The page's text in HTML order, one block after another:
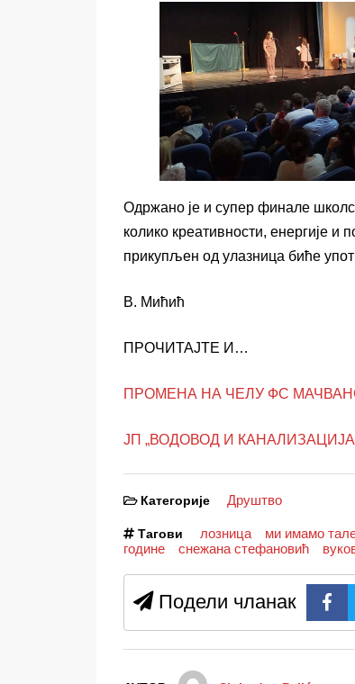
Одржано је и супер финале
колико креативности, енергије и
прикупљен од улазница биће
В. Мићић
ПРОЧИТАЈТЕ И…
ПРОМЕНА НА ЧЕЛУ ФС
ЈП „ВОДОВОД И КАНАЛИЗАЦИЈА“
Категорије Друштво
Тагови лозница ми имамо
године
снежана стефановић
Подели чланак